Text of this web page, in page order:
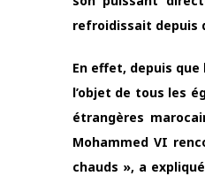
refroidissait depuis
En effet, depuis
l’objet de tous les
étrangères
Mohammed VI
chauds », a